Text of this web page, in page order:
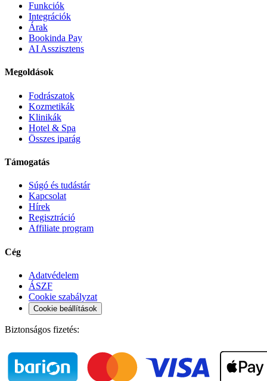
Funkciók
Integrációk
Árak
Bookinda Pay
AI Asszisztens
Megoldások
Fodrászatok
Kozmetikák
Klinikák
Hotel & Spa
Összes iparág
Támogatás
Súgó és tudástár
Kapcsolat
Hírek
Regisztráció
Affiliate program
Cég
Adatvédelem
ÁSZF
Cookie szabályzat
Cookie beállítások
Biztonságos fizetés: